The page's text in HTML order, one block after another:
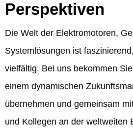
Perspektiven
Die Welt der Elektromotoren,
Systemlösungen ist
vielfältig. Bei uns bekommen
einem dynamischen
übernehmen und gemeinsam
und Kollegen an der weltweiten